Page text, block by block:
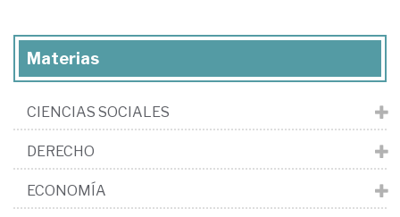
Materias
CIENCIAS SOCIALES
DERECHO
ECONOMÍA